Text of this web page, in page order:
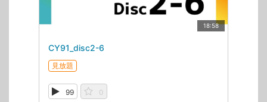
18:58
CY91_disc2-6
見放題
99 0